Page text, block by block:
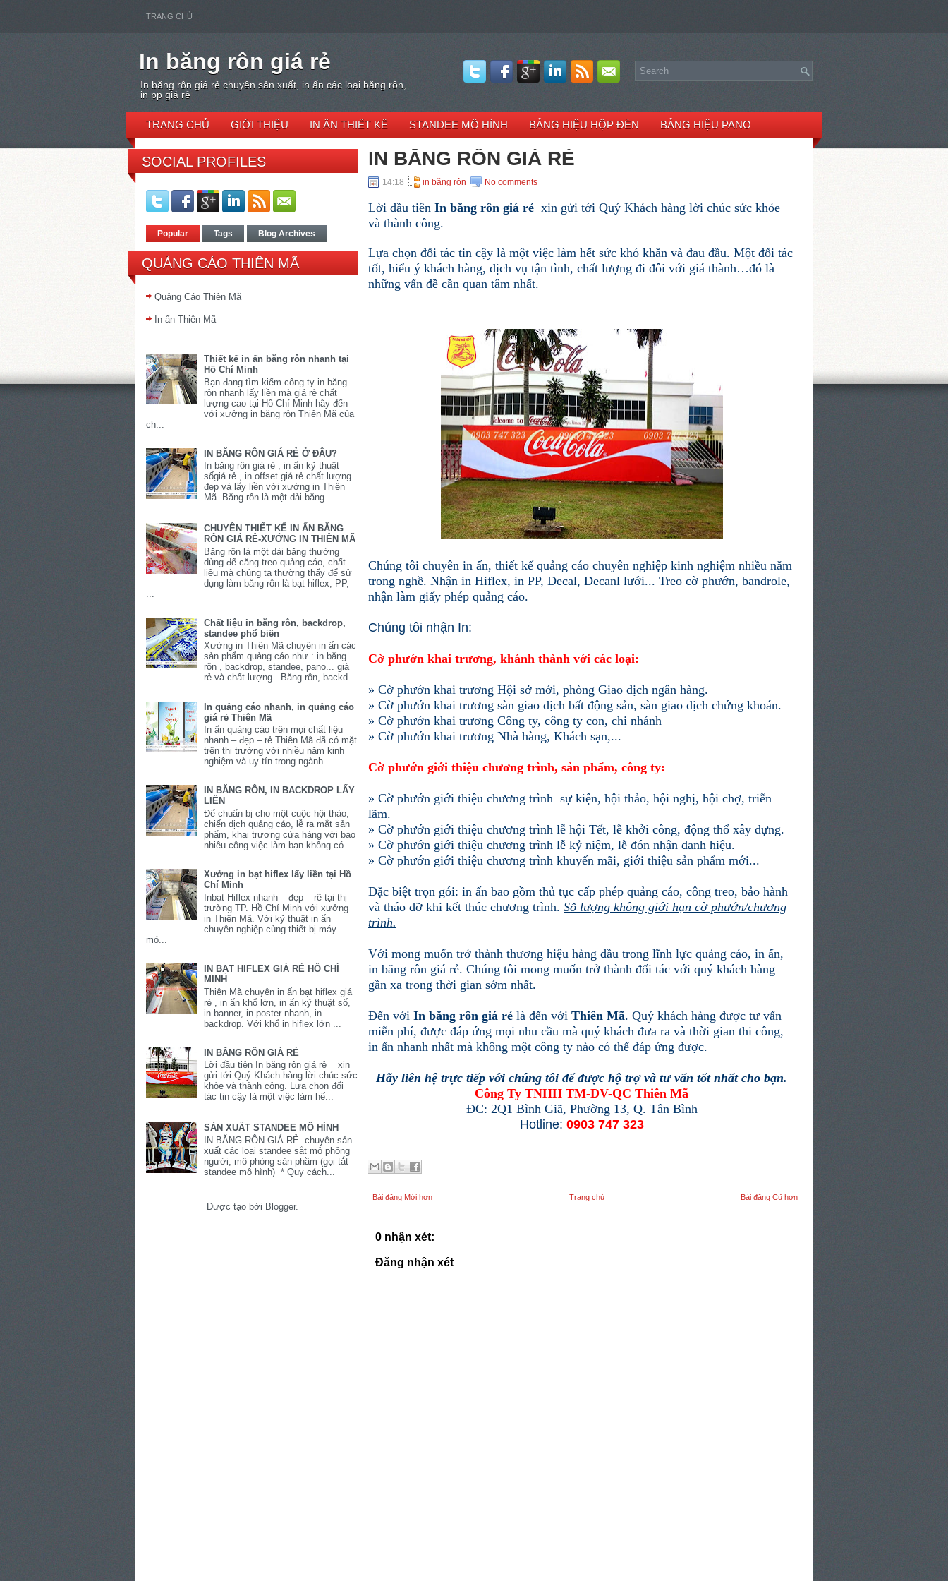
TRANG CHỦ
In băng rôn giá rẻ
In băng rôn giá rẻ chuyên sản xuất, in ấn các loại băng rôn,
in pp giá rẻ
TRANG CHỦ GIỚI THIỆU IN ẤN THIẾT KẾ STANDEE MÔ HÌNH BẢNG HIỆU HỘP ĐÈN BẢNG HIỆU PANO
SOCIAL PROFILES
Popular Tags Blog Archives
QUẢNG CÁO THIÊN MÃ
Quảng Cáo Thiên Mã
In ấn Thiên Mã
Thiết kế in ấn băng rôn nhanh tại
Hồ Chí Minh
Bạn đang tìm kiếm công ty in băng
rôn nhanh lấy liền mà giá rẻ chất
lượng cao tại Hồ Chí Minh hãy đến
với xưởng in băng rôn Thiên Mã của
ch...
IN BĂNG RÔN GIÁ RẺ Ở ĐÂU?
In băng rôn giá rẻ , in ấn kỹ thuật
sốgiá rẻ , in offset giá rẻ chất lượng
đẹp và lấy liền với xưởng in Thiên
Mã. Băng rôn là một dải băng ...
CHUYÊN THIẾT KẾ IN ẤN BĂNG
RÔN GIÁ RẺ-XƯỚNG IN THIÊN MÃ
Băng rôn là một dải băng thường
dùng để căng treo quảng cáo, chất
liệu mà chúng ta thường thấy để sử
dụng làm băng rôn là bạt hiflex, PP,
Chất liệu in băng rôn, backdrop,
standee phổ biến
Xưởng in Thiên Mã chuyên in ấn các
sản phẩm quảng cáo như : in băng
rôn , backdrop, standee, pano... giá
rẻ và chất lượng . Băng rôn, backd...
In quảng cáo nhanh, in quảng cáo
giá rẻ Thiên Mã
In ấn quảng cáo trên mọi chất liệu
nhanh – đẹp – rẻ Thiên Mã đã có mặt
trên thị trường với nhiều năm kinh
nghiệm và uy tín trong ngành. ...
IN BĂNG RÔN, IN BACKDROP LẤY
LIỀN
Để chuẩn bị cho một cuộc hội thảo,
chiến dịch quảng cáo, lễ ra mắt sản
phẩm, khai trương cửa hàng với bao
nhiêu công việc làm bạn không có ...
Xưởng in bạt hiflex lấy liền tại Hồ
Chí Minh
Inbạt Hiflex nhanh – đẹp – rẽ tại thị
trường TP. Hồ Chí Minh với xưởng
in Thiên Mã. Với kỹ thuật in ấn
chuyên nghiệp cùng thiết bị máy
mó...
IN BẠT HIFLEX GIÁ RẺ HỒ CHÍ
MINH
Thiên Mã chuyên in ấn bạt hiflex giá
rẻ , in ấn khổ lớn, in ấn kỹ thuật số,
in banner, in poster nhanh, in
backdrop. Với khổ in hiflex lớn ...
IN BĂNG RÔN GIÁ RẺ
Lời đầu tiên In băng rôn giá rẻ xin
gửi tới Quý Khách hàng lời chúc sức
khỏe và thành công. Lựa chọn đối
tác tin cậy là một việc làm hế...
SẢN XUẤT STANDEE MÔ HÌNH
IN BĂNG RÔN GIÁ RẺ chuyên sản
xuất các loại standee sắt mô phỏng
người, mô phỏng sản phầm (gọi tắt
standee mô hình) * Quy cách...
Được tạo bởi Blogger.
IN BĂNG RÔN GIÁ RẺ
14:18 in băng rôn No comments
Lời đầu tiên In băng rôn giá rẻ xin gửi tới Quý Khách hàng lời chúc sức khỏe
và thành công.
Lựa chọn đối tác tin cậy là một việc làm hết sức khó khăn và đau đầu. Một đối tác
tốt, hiểu ý khách hàng, dịch vụ tận tình, chất lượng đi đôi với giá thành…đó là
những vấn đề cần quan tâm nhất.
Chúng tôi chuyên in ấn, thiết kế quảng cáo chuyên nghiệp kinh nghiệm nhiều năm
trong nghề. Nhận in Hiflex, in PP, Decal, Decanl lưới... Treo cờ phướn, bandrole,
nhận làm giấy phép quảng cáo.
Chúng tôi nhận In:
Cờ phướn khai trương, khánh thành với các loại:
» Cờ phướn khai trương Hội sở mới, phòng Giao dịch ngân hàng.
» Cờ phướn khai trương sàn giao dịch bất động sản, sàn giao dịch chứng khoán.
» Cờ phướn khai trương Công ty, công ty con, chi nhánh
» Cờ phướn khai trương Nhà hàng, Khách sạn,...
Cờ phướn giới thiệu chương trình, sản phẩm, công ty:
» Cờ phướn giới thiệu chương trình sự kiện, hội thảo, hội nghị, hội chợ, triễn
lãm.
» Cờ phướn giới thiệu chương trình lễ hội Tết, lễ khởi công, động thổ xây dựng.
» Cờ phướn giới thiệu chương trình lễ kỷ niệm, lễ đón nhận danh hiệu.
» Cờ phướn giới thiệu chương trình khuyến mãi, giới thiệu sản phẩm mới...
Đặc biệt trọn gói: in ấn bao gồm thủ tục cấp phép quảng cáo, công treo, bảo hành
và tháo dỡ khi kết thúc chương trình. Số lượng không giới hạn cờ phướn/chương
trình.
Với mong muốn trở thành thương hiệu hàng đầu trong lĩnh lực quảng cáo, in ấn,
in băng rôn giá rẻ. Chúng tôi mong muốn trở thành đối tác với quý khách hàng
gần xa trong thời gian sớm nhất.
Đến với In băng rôn giá rẻ là đến với Thiên Mã. Quý khách hàng được tư vấn
miễn phí, được đáp ứng mọi nhu cầu mà quý khách đưa ra và thời gian thi công,
in ấn nhanh nhất mà không một công ty nào có thể đáp ứng được.
Hãy liên hệ trực tiếp với chúng tôi để được hộ trợ và tư vấn tốt nhất cho bạn.
Công Ty TNHH TM-DV-QC Thiên Mã
ĐC: 2Q1 Bình Giã, Phường 13, Q. Tân Bình
Hotline: 0903 747 323
Bài đăng Mới hơn Bài đăng Cũ hơn
Trang chủ
0 nhận xét:
Đăng nhận xét